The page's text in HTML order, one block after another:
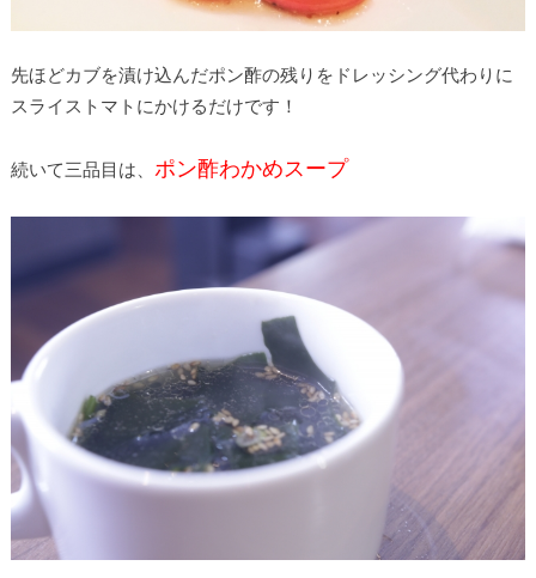
先ほどカブを漬け込んだポン酢の残りをドレッシング代わりに
スライストマトにかけるだけです！
続いて三品目は、 ポン酢わかめスープ